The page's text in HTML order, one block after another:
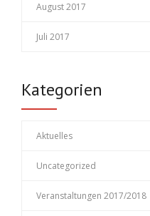
August 2017
Juli 2017
Kategorien
Aktuelles
Uncategorized
Veranstaltungen 2017/2018